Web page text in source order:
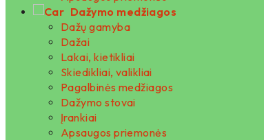
Dažymo medžiagos
Dažų gamyba
Dažai
Lakai, kietikliai
Skiedikliai, valikliai
Pagalbinės medžiagos
Dažymo stovai
Įrankiai
Apsaugos priemonės